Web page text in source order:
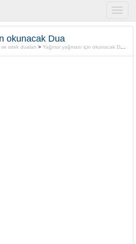
okunacak Dua
ve istek duaları > Yağmur yağması için okunacak Dua